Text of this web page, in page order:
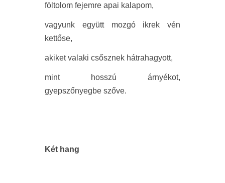
föltolom fejemre apai kalapom,
vagyunk együtt mozgó ikrek vén
kettőse,
akiket valaki csősznek hátrahagyott,
mint hosszú árnyékot,
gyepszőnyegbe szőve.
Két hang